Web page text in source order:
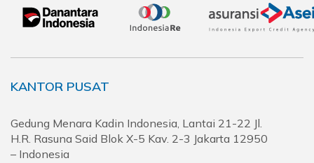
KANTOR PUSAT
Gedung Menara Kadin Indonesia, Lantai 21-22 Jl.
H.R. Rasuna Said Blok X-5 Kav. 2-3 Jakarta 12950
– Indonesia